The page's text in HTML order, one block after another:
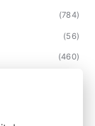
(784)
(56)
(460)